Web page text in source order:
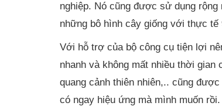
nghiệp. Nó cũng được sử dụng
những bô hình cây giống với thực
Với hỗ trợ của bộ công cụ tiện lợi
nhanh và không mất nhiều thời
quang cảnh thiên nhiên,.. cũng
có ngay hiệu ứng mà mình muốn rồi.